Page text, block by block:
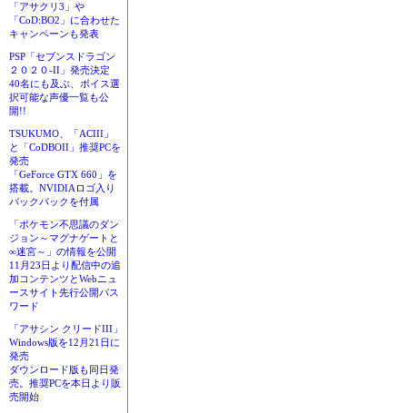
「アサクリ3」や
「CoD:BO2」に合わせた
キャンペーンも発表
PSP「セブンスドラゴン
２０２０-II」発売決定
40名にも及ぶ、ボイス選
択可能な声優一覧も公
開!!
TSUKUMO、「ACIII」
と「CoDBOII」推奨PCを
発売
「GeForce GTX 660」を
搭載。NVIDIAロゴ入り
バックパックを付属
「ポケモン不思議のダン
ジョン～マグナゲートと
∞迷宮～」の情報を公開
11月23日より配信中の追
加コンテンツとWebニュ
ースサイト先行公開パス
ワード
「アサシン クリードIII」
Windows版を12月21日に
発売
ダウンロード版も同日発
売。推奨PCを本日より販
売開始